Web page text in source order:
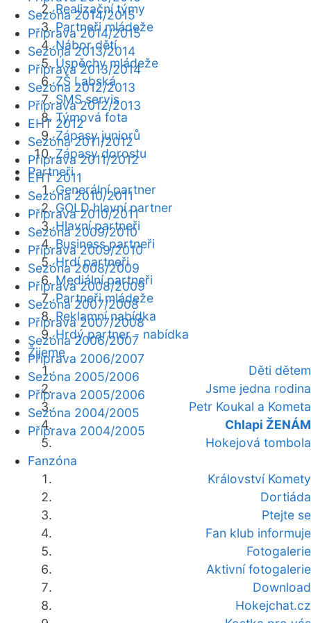
Realizační týmy
Partneři mládeže
Nábor dětí
Úspěchy mládeže
ZŠ Labská
SMS servis
Týmová fota
Zápasy juniorů
Zápasy dorostu
Partneři
Generální partner
GOLD hlavní partner
Hlavní partneři
Business partneři
Hrdí partneři
Mediální partneři
Partneři mládeže
Reklamní nabídka
Hrdý partner - nabídka
Žijeme
Děti dětem
Jsme jedna rodina
Petr Koukal a Kometa
Chlapi ŽENÁM
Hokejová tombola
Fanzóna
Království Komety
Dortiáda
Ptejte se
Fan klub informuje
Fotogalerie
Aktivní fotogalerie
Download
Hokejchat.cz
Sezóna 2014/2015
Příprava 2014/2015
Sezóna 2013/2014
Příprava 2013/2014
Sezóna 2012/2013
Příprava 2012/2013
EHT 2012
Sezóna 2011/2012
Příprava 2011/2012
EHT 2011
Sezóna 2010/2011
Příprava 2010/2011
Sezóna 2009/2010
Příprava 2009/2010
Sezóna 2008/2009
Příprava 2008/2009
Sezóna 2007/2008
Příprava 2007/2008
Sezóna 2006/2007
Příprava 2006/2007
Sezóna 2005/2006
Příprava 2005/2006
Sezóna 2004/2005
Příprava 2004/2005